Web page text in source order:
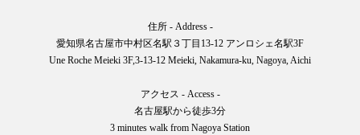
住所 - Address -
愛知県名古屋市中村区名駅３丁目13-12 アンロシェ名駅3F
Une Roche Meieki 3F,3-13-12 Meieki, Nakamura-ku, Nagoya, Aichi
アクセス - Access -
名古屋駅から徒歩3分
3 minutes walk from Nagoya Station